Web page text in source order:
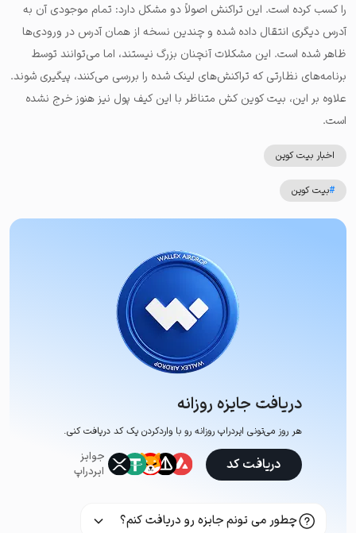
را کسب کرده است. این تراکنش اصولاً دو مشکل دارد: تمام موجودی آن به
آدرس دیگری انتقال داده شده و چندین نسخه از همان آدرس در ورودی‌ها
ظاهر شده است. این مشکلات آنچنان بزرگ نیستند، اما می‌توانند توسط
برنامه‌های نظارتی که تراکنش‌های لینک شده را بررسی می‌کنند، پیگیری شوند.
علاوه بر این، بیت‌ کوین کش متناظر با این کیف‌ پول نیز هنوز خرج نشده
است.
اخبار بیت کوین
#بیت کوین
دریافت جایزه روزانه
هر روز می‌تونی ایردراپ روزانه رو با وارد‌کردن یک کد دریافت کنی.
جوایز
ایردراپ
دریافت کد
چطور می تونم جایزه رو دریافت کنم؟